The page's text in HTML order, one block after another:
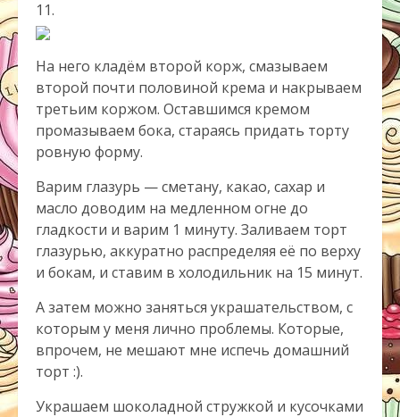
11.
На него кладём второй корж, смазываем
второй почти половиной крема и накрываем
третьим коржом. Оставшимся кремом
промазываем бока, стараясь придать торту
ровную форму.
Варим глазурь — сметану, какао, сахар и
масло доводим на медленном огне до
гладкости и варим 1 минуту. Заливаем торт
глазурью, аккуратно распределяя её по верху
и бокам, и ставим в холодильник на 15 минут.
А затем можно заняться украшательством, с
которым у меня лично проблемы. Которые,
впрочем, не мешают мне испечь домашний
торт :).
Украшаем шоколадной стружкой и кусочками